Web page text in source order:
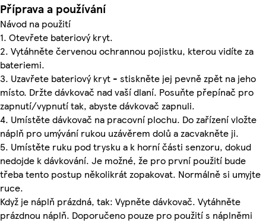
Příprava a používání
Návod na použití
1. Otevřete bateriový kryt.
2. Vytáhněte červenou ochrannou pojistku, kterou vidíte za
bateriemi.
3. Uzavřete bateriový kryt - stiskněte jej pevně zpět na jeho
místo. Držte dávkovač nad vaší dlaní. Posuňte přepínač pro
zapnutí/vypnutí tak, abyste dávkovač zapnuli.
4. Umístěte dávkovač na pracovní plochu. Do zařízení vložte
náplň pro umývání rukou uzávěrem dolů a zacvakněte ji.
5. Umístěte ruku pod trysku a k horní části senzoru, dokud
nedojde k dávkování. Je možné, že pro první použití bude
třeba tento postup několikrát zopakovat. Normálně si umyjte
ruce.
Když je náplň prázdná, tak: Vypněte dávkovač. Vytáhněte
prázdnou náplň. Doporučeno pouze pro použití s náplněmi